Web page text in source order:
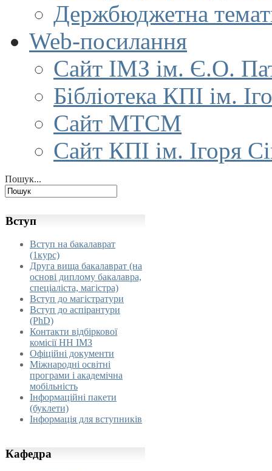
Держбюджетна
Web-посилання
Сайт ІМЗ ім. Є.О.
Бібліотека КПІ ім.
Сайт МТСМ
Сайт КПІ ім. Ігоря
Пошук...
Вступ
Вступ на бакалаврат
(1курс)
Друга вища бакалаврат (на
основі диплому бакалавра,
спеціаліста, магістра)
Вступ до магістратури
Вступ до аспірантури
(PhD)
Контакти відбіркової
комісії НН ІМЗ
Офіційні документи
Міжнародні освітні
програми і академічна
мобільність
Інформаційні пакети
(буклети)
Інформація для вступників
Кафедра